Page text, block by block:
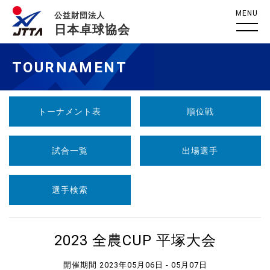
公益財団法人
日本卓球協会
MENU
TOURNAMENT
トーナメント表 順位戦
試合一覧 出場選手
選手検索
2023 全農CUP 平塚大会
開催期間 2023年05月06日 - 05月07日